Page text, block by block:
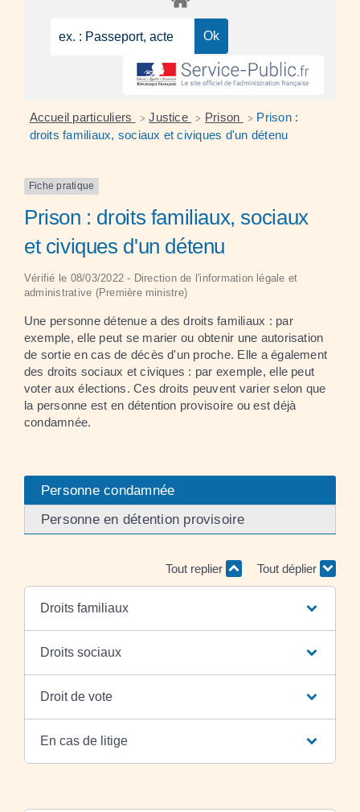
Accueil particuliers > Justice > Prison > Prison :
droits familiaux, sociaux et civiques d'un détenu
Fiche pratique
Prison : droits familiaux, sociaux
et civiques d'un détenu
Vérifié le 08/03/2022 - Direction de l'information légale et
administrative (Première ministre)
Une personne détenue a des droits familiaux : par
exemple, elle peut se marier ou obtenir une autorisation
de sortie en cas de décès d'un proche. Elle a également
des droits sociaux et civiques : par exemple, elle peut
voter aux élections. Ces droits peuvent varier selon que
la personne est en détention provisoire ou est déjà
condamnée.
Personne condamnée
Personne en détention provisoire
Tout replier Tout déplier
Droits familiaux
Droits sociaux
Droit de vote
En cas de litige